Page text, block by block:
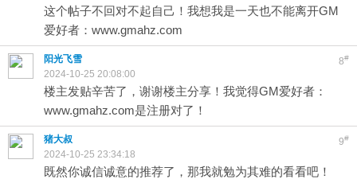
这个帖子不回对不起自己！我想我是一天也不能离开GM
爱好者：www.gmahz.com
8#
阳光飞雪
2024-10-25 20:08:00
楼主发贴辛苦了，谢谢楼主分享！我觉得GM爱好者：
www.gmahz.com是注册对了！
9#
猪大叔
2024-10-25 23:34:18
既然你诚信诚意的推荐了，那我就勉为其难的看看吧！